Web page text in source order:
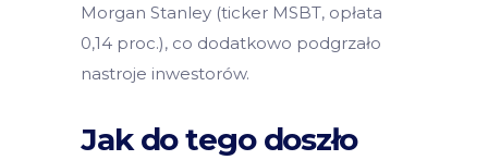
Morgan Stanley (ticker MSBT, opłata
0,14 proc.), co dodatkowo podgrzało
nastroje inwestorów.
Jak do tego doszło